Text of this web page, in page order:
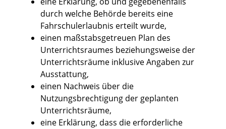
durch welche Behörde bereits eine
Fahrschulerlaubnis erteilt wurde,
einen maßstabsgetreuen Plan des
Unterrichtsraumes beziehungsweise der
Unterrichtsräume inklusive Angaben zur
Ausstattung,
einen Nachweis über die
Nutzungsbrechtigung der geplanten
Unterrichtsräume,
eine Erklärung, dass die erforderliche